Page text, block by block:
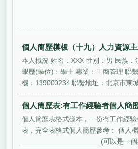
個人簡歷模板（十九）人力資源
本人概況 姓名：XXX 性別：男 民族：
學歷(學位)：學士 專業：工商管理 聯
機：139000234 聯繫地址：北京市東城
個人簡歷表:有工作經驗者個人簡
個人簡歷表格式樣本，一份有工作經
表，完全表格式個人簡歷參考： 個人
____________________ (可以是一個